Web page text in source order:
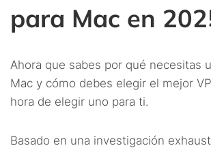
para Mac en
Ahora que sabes por qué necesitas
Mac y cómo debes elegir el mejor
hora de elegir uno para ti.
Basado en una investigación